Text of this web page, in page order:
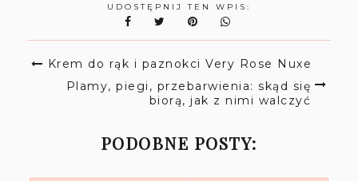
UDOSTĘPNIJ TEN WPIS:
Krem do rąk i paznokci Very Rose Nuxe
Plamy, piegi, przebarwienia: skąd się
biorą, jak z nimi walczyć
PODOBNE POSTY: